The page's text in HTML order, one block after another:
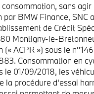
sans
par BMW Finance,
de Crédit
Montigny-le-
(« ACPR ») sous le
Consommation en
le 01/09/2018, les
la procédure d'essai